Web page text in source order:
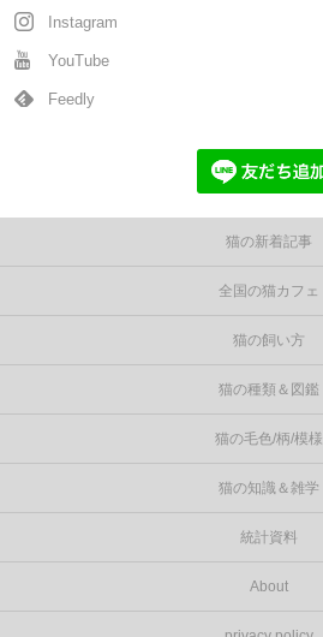
Instagram
YouTube
Feedly
猫の新着記事
全国の猫カフェ
猫の飼い方
猫の種類＆図鑑
猫の毛色/柄/模様
猫の知識＆雑学
統計資料
About